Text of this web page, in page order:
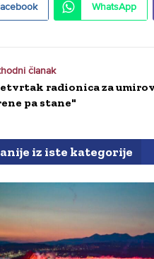
WhatsApp
članak
radionica za
pa stane"
iz iste kategorije